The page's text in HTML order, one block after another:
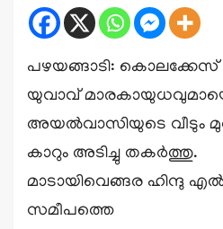
പഴയങ്ങാടി: കൊലക്കേസ്
യുവാവ്
അയൽവാസിയുടെ വീടും
കാറും അടിച്ചു തകർത്തു.
മാടായിവെങ്ങര ഹിന്ദു
സമീപത്തെ